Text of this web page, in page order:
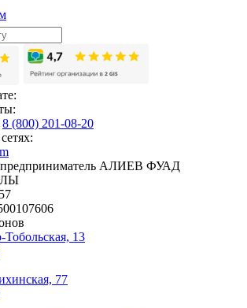
8 (800) 201-08-20
АЛИЕВ ФУАД
13
77